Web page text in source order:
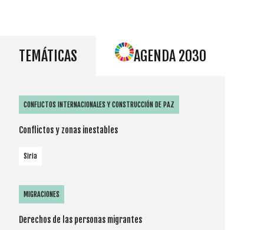
TEMÁTICAS AGENDA 2030
CONFLICTOS INTERNACIONALES Y CONSTRUCCIÓN DE PAZ
Conflictos y zonas inestables
Siria
MIGRACIONES
Derechos de las personas migrantes